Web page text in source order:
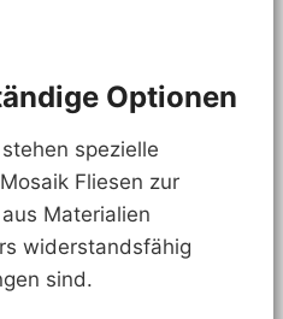
Optionen
spezielle
Fliesen zur
Materialien
widerstandsfähig
sind.